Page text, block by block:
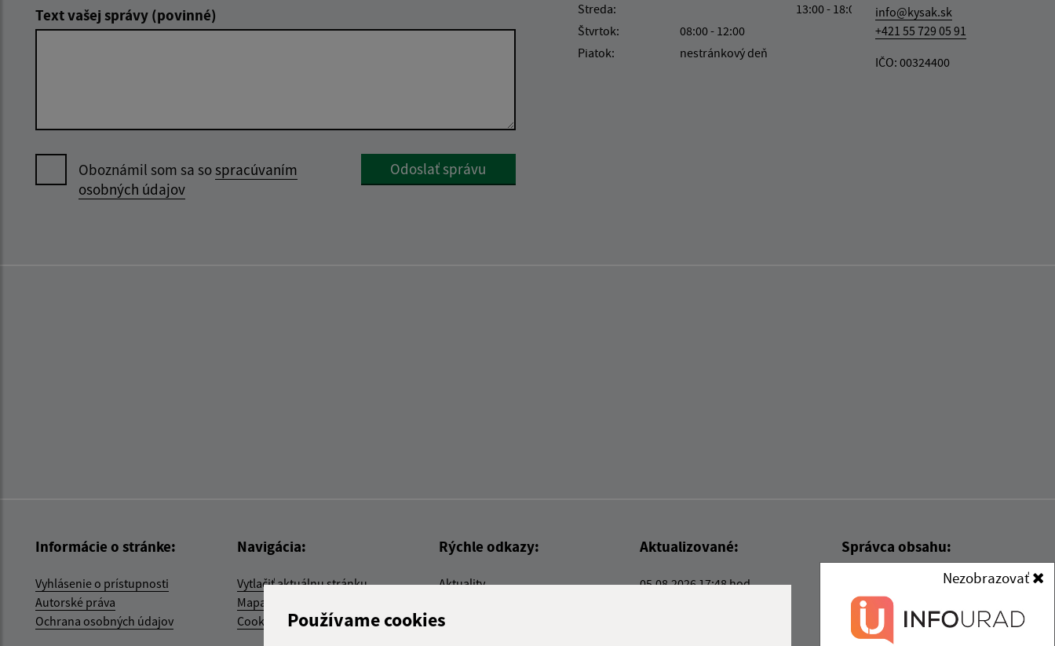
Používame cookies
Nezobrazovať
Text vašej správy (povinné)
Oboznámil som sa sospracúvaním
osobných údajov
Google reCaptcha Response
Odoslať správu
Streda:
13:00 - 18:00
Štvrtok:
08:00 - 12:00
Piatok:
nestránkový deň
info@kysak.sk
+421 55 729 05 91
IČO: 00324400
Informácie o stránke:
Vyhlásenie o prístupnosti
Autorské práva
Ochrana osobných údajov
Navigácia:
Vytlačiť aktuálnu stránku
Mapa stránok
Cookies
Rýchle odkazy:
Aktuality
E-služby
Aktualizované:
05.08.2026 17:48 hod.
Správca obsahu:
Správca obsahu je Obec Kysak.
Vytvorené v súlade s
dizajn manuálom elektronických
služieb.